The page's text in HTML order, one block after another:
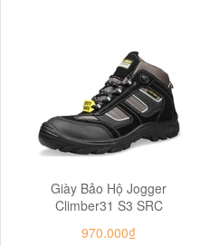
Giày Bảo Hộ Jogger
Climber31 S3 SRC
970.000₫